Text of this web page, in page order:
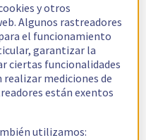
y otros
Algunos rastreadores
el funcionamiento
garantizar la
ciertas funcionalidades
mediciones de
están exentos
utilizamos: